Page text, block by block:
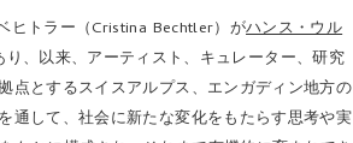
ヒトラー（Cristina Bechtler）がハンス・ウル
、以来、アーティスト、キュレーター、研究
点とするスイスアルプス、エンガディン地方の
通して、社会に新たな変化をもたらす思考や実